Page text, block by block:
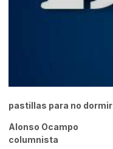
pastillas para no dormir
Alonso Ocampo
columnista